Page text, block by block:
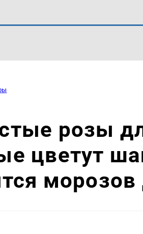
розы
цветут
морозов